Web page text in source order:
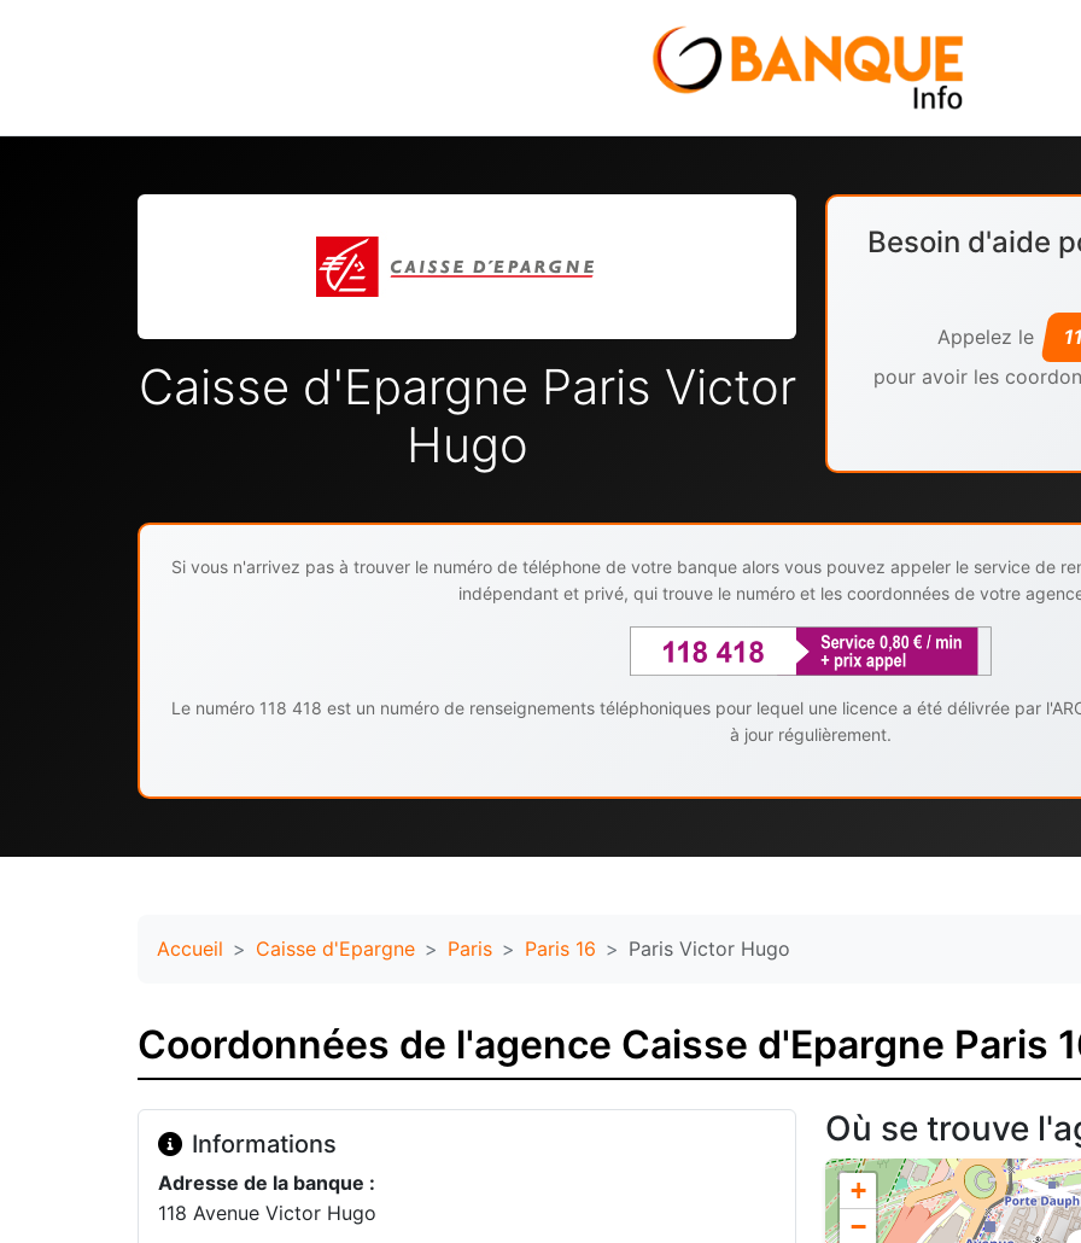
Caisse d'Epargne Paris Victor
Hugo
Besoin d'aide
Appelez le
pour avoir les
Si vous n'arrivez pas à trouver le numéro de téléphone de votre banque alors vous pouvez appeler le service de
indépendant et privé, qui trouve le numéro et les coordonnées de votre
Le numéro 118 418 est un numéro de renseignements téléphoniques pour lequel une licence a été délivrée par
à jour régulièrement.
Accueil Caisse d'Epargne Paris Paris 16 Paris Victor Hugo
Coordonnées de l'agence Caisse d'Epargne Paris
Informations
Adresse de la banque :
118 Avenue Victor Hugo
Où se trouve
+
−